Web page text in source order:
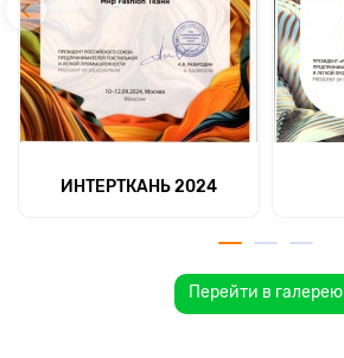
ИНТЕРТКАНЬ 2024
Перейти в галерею